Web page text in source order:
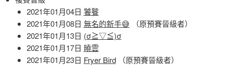
2021年01月04日 饕餮
2021年01月08日 無名的新手😅 （原預賽晉級者）
2021年01月13日 (σ≧▽≦)σ
2021年01月17日 曉雲
2021年01月23日 Fryer Bird（原預賽晉級者）